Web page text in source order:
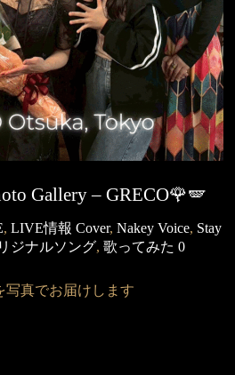
Gallery – GRECO🌹🪽
,LIVE情報 Cover,Nakey Voice, Stay
ジナルソング,歌ってみた 0
写真でお届けします